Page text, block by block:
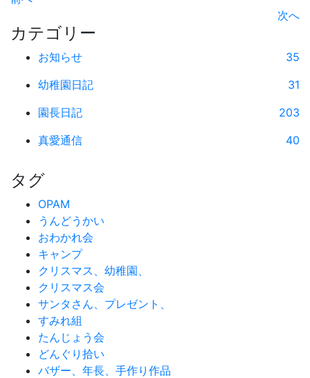
次へ
カテゴリー
お知らせ
35
幼稚園日記
31
園長日記
203
真愛通信
40
タグ
OPAM
うんどうかい
おわかれ会
キャンプ
クリスマス、幼稚園、
クリスマス会
サンタさん、プレゼント、
すみれ組
たんじょう会
どんぐり拾い
バザー、年長、手作り作品